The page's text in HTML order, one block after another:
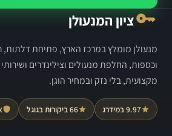
ציון המנעולן
מנעולן מומלץ במרכז הארץ, פתיחת דלתות,
וכספות, החלפת מנעולים וצילינדרים
מקצועית, בלי נזק ובמחיר הוגן.
9.97 במידרג 66 ביקורות בגוגל